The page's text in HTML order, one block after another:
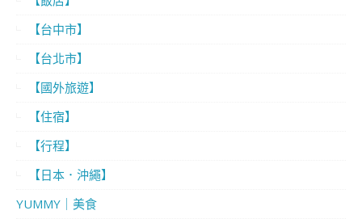
【台中市】
【台北市】
【國外旅遊】
【住宿】
【行程】
【日本．沖繩】
YUMMY｜美食